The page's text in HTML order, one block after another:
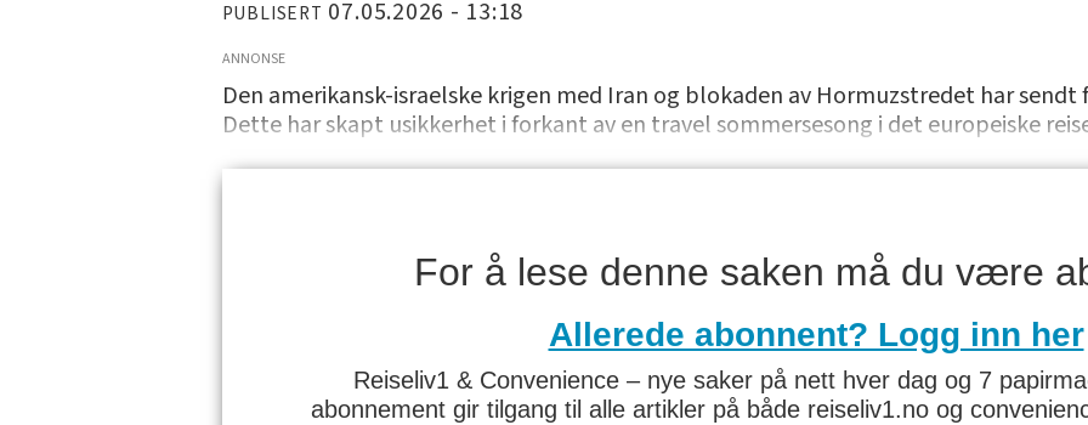
PUBLISERT 07.05.2026 - 13:18
ANNONSE
Den amerikansk-israelske krigen med Iran og blokaden av Hormuzstredet har
Dette har skapt usikkerhet i forkant av en travel sommersesong i det europeiske
For å lese denne saken må du være
Allerede abonnent? Logg inn her
Reiseliv1 & Convenience – nye saker på nett hver dag og 7
abonnement gir tilgang til alle artikler på både reiseliv1.no og